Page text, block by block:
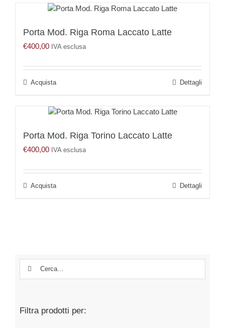
Porta Mod. Riga Roma Laccato Latte
€400,00 IVA esclusa
Acquista Dettagli
Porta Mod. Riga Torino Laccato Latte
€400,00 IVA esclusa
Acquista Dettagli
Filtra prodotti per: